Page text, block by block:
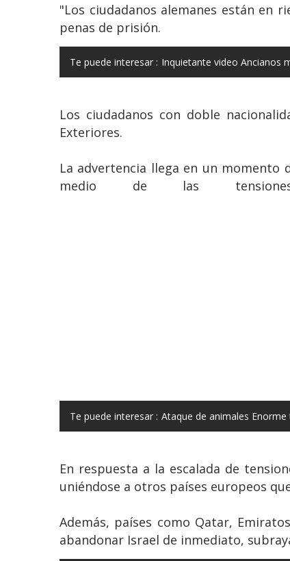
"Los ciudadanos alemanes están en
penas de prisión.
Te puede interesar : Inquietante video Ancianos
Los ciudadanos con doble
Exteriores.
La advertencia llega en un momento
medio de las
Te puede interesar : Ataque de animales
En respuesta a la escalada de
uniéndose a otros países europeos
Además, países como Qatar,
abandonar Israel de inmediato,